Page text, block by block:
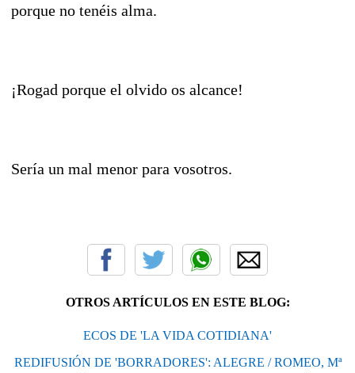
porque no tenéis alma.
¡Rogad porque el olvido os alcance!
Sería un mal menor para vosotros.
OTROS ARTÍCULOS EN ESTE BLOG:
ECOS DE 'LA VIDA COTIDIANA'
REDIFUSIÓN DE 'BORRADORES': ALEGRE / ROMEO, Mª